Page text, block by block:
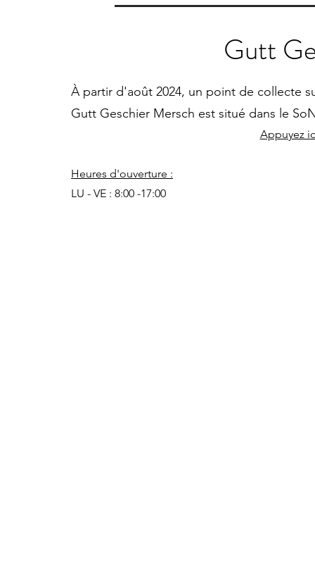
Gutt
À partir d'août 2024, un point de collecte
Gutt Geschier Mersch est situé dans le
Appuyez
Heures d'ouverture :
LU - VE : 8:00 -17:00